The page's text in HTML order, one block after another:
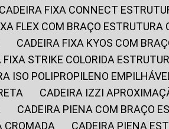
CADEIRA FIXA CONNECT
FLEX COM BRAÇO ESTRUTURA
CADEIRA FIXA KYOS COM
FIXA STRIKE COLORIDA
ISO POLIPROPILENO
CADEIRA IZZI
CADEIRA PIENA COM BRAÇO
CROMADA
CADEIRA PIENA